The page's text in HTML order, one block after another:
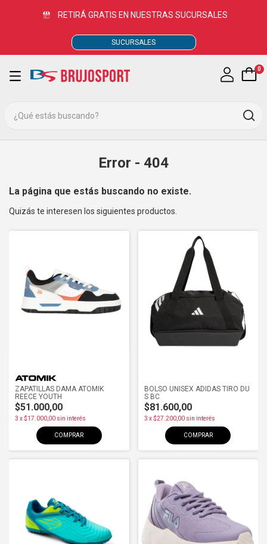
RETIRÁ GRATIS EN NUESTRAS SUCURSALES
SUCURSALES
0
Error - 404
La página que estás buscando no existe.
Quizás te interesen los siguientes productos.
ZAPATILLAS DAMA ATOMIK
REECE YOUTH
$51.000,00
3 x$17.000,00 sin interés
COMPRAR
BOLSO UNISEX ADIDAS TIRO DU
S BC
$81.600,00
3 x$27.200,00 sin interés
COMPRAR